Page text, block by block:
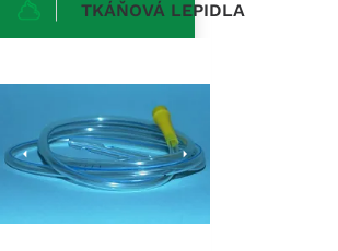
TKÁŇOVÁ LEPIDLA